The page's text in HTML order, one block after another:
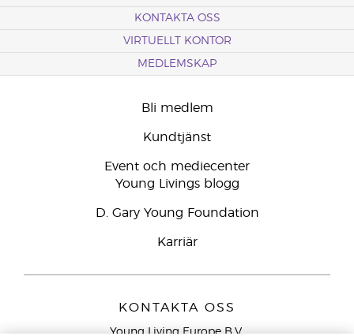
KONTAKTA OSS
VIRTUELLT KONTOR
MEDLEMSKAP
Bli medlem
Kundtjänst
Event och mediecenter
Young Livings blogg
D. Gary Young Foundation
Karriär
KONTAKTA OSS
Young Living Europe B.V.